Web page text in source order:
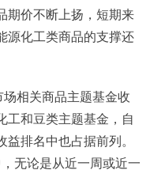
期价不断上扬，短期来
源化工类商品的支撑还
相关商品主题基金收
工和豆类主题基金，自
排名中也占据前列。
无论是从近一周或近一